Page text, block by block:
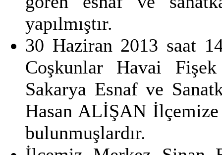
yapılmıştır.
30 Haziran 2013 saat
Coşkunlar Havai Fişek
Sakarya Esnaf ve
Hasan ALİŞAN
bulunmuşlardır.